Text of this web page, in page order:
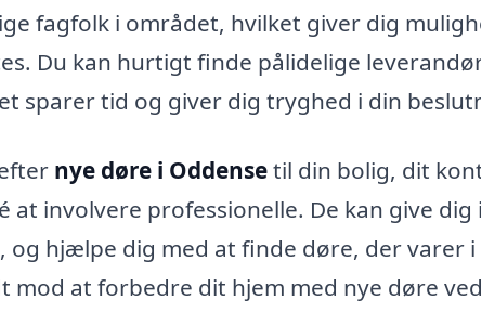
fagfolk i området, hvilket giver dig
Du kan hurtigt finde pålidelige
sparer tid og giver dig tryghed i din
nye døre i Oddensetil din bolig, dit
involvere professionelle. De kan give dig
og hjælpe dig med at finde døre, der varer
mod at forbedre dit hjem med nye døre